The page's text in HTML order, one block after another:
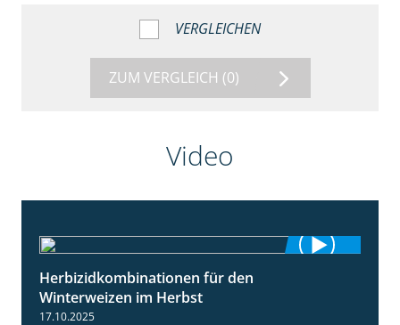
VERGLEICHEN
ZUM VERGLEICH (0)
Video
Herbizidkombinationen für den
Winterweizen im Herbst
17.10.2025